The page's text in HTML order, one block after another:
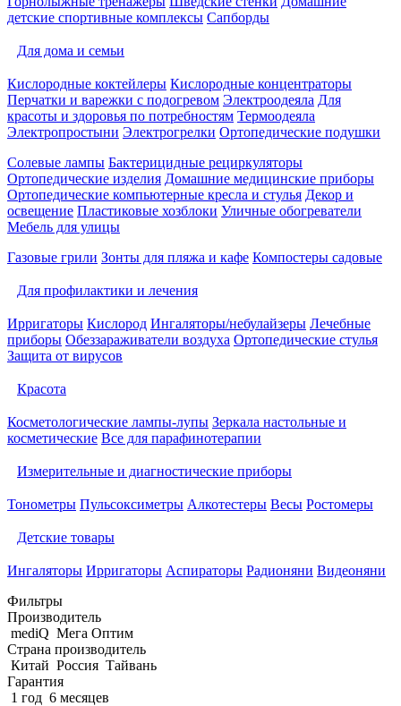
детские спортивные комплексы Сапборды
Для дома и семьи
Кислородные коктейлеры Кислородные концентраторы
Перчатки и варежки с подогревом Электроодеяла Для
красоты и здоровья по потребностям Термоодеяла
Электропростыни Электрогрелки Ортопедические подушки
Солевые лампы Бактерицидные рециркуляторы
Ортопедические изделия Домашние медицинские приборы
Ортопедические компьютерные кресла и стулья Декор и
освещение Пластиковые хозблоки Уличные обогреватели
Мебель для улицы
Газовые грили Зонты для пляжа и кафе Компостеры садовые
Для профилактики и лечения
Ирригаторы Кислород Ингаляторы/небулайзеры Лечебные
приборы Обеззараживатели воздуха Ортопедические стулья
Защита от вирусов
Красота
Косметологические лампы-лупы Зеркала настольные и
косметические Все для парафинотерапии
Измерительные и диагностические приборы
Тонометры Пульсоксиметры Алкотестеры Весы Ростомеры
Детские товары
Ингаляторы Ирригаторы Аспираторы Радионяни Видеоняни
Фильтры
Производитель
mediQ Мега Оптим
Страна производитель
Китай Россия Тайвань
Гарантия
1 год 6 месяцев